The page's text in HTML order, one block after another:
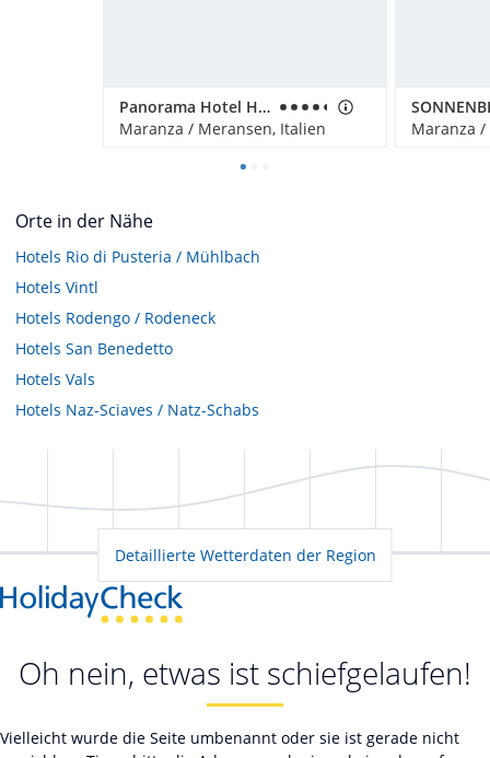
Panorama Hotel Huberhof
Maranza / Meransen, Italien
Maranza
Orte in der Nähe
Hotels Rio di Pusteria / Mühlbach
Hotels Vintl
Hotels Rodengo / Rodeneck
Hotels San Benedetto
Hotels Vals
Hotels Naz-Sciaves / Natz-Schabs
Detaillierte Wetterdaten der Region
Oh nein, etwas ist schiefgelaufen!
Vielleicht wurde die Seite umbenannt oder sie ist gerade nicht